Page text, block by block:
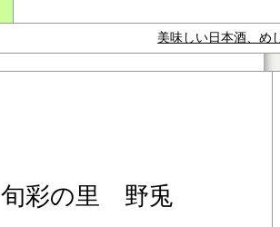
美味しい日本酒、め
旬彩の里 野兎